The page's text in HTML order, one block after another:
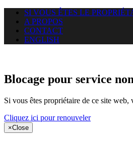
SI VOUS ÊTES LE
A PROPOS
CONTACT
ENGLISH
Blocage pour service
Si vous êtes propriétaire de ce site
Cliquez ici pour renouveler
×Close